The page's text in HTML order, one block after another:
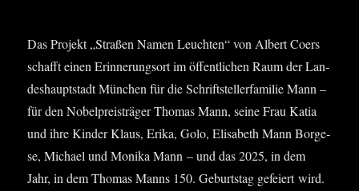
Das Pro­jekt „Stra­ßen Namen Leuch­ten“ von Albert Coers
schafft ­einen Erin­ne­rungs­ort im öffent­li­chen Raum der Lan­
des­haupt­stadt Mün­chen für die Schrift­stel­ler­fa­mi­lie Mann –
für den Nobel­preis­trä­ger Tho­mas Mann, sei­ne Frau Katia
und ihre Kin­der Klaus, Eri­ka, Golo, Eli­sa­beth Mann Bor­ge­
se, Micha­el und Moni­ka Mann – und das 2025, in dem
Jahr, in dem Tho­mas Manns 150. Geburts­tag gefei­ert wird.